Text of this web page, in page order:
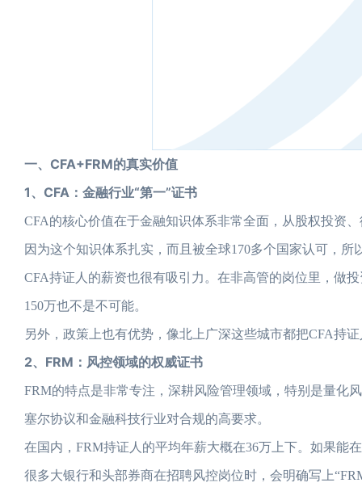
一、CFA+FRM的真实价值
1、CFA：金融行业“第一”证书
CFA的核心价值在于金融知识体系非常全面，从股权投资
因为这个知识体系扎实，而且被全球170多个国家认可，
CFA持证人的薪资也很有吸引力。在非高管的岗位里，做
150万也不是不可能。
另外，政策上也有优势，像北上广深这些城市都把CFA持
2、FRM：风控领域的权威证书
FRM的特点是非常专注，深耕风险管理领域，特别是量化
塞尔协议和金融科技行业对合规的高要求。
在国内，FRM持证人的平均年薪大概在36万上下。如果能
很多大银行和头部券商在招聘风控岗位时，会明确写上